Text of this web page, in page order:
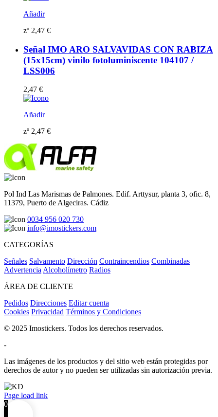
Añadir
zº 2,47 €
Señal IMO ARO SALVAVIDAS CON RABIZA
(15x15cm) vinilo fotoluminiscente 104107 /
LSS006
2,47 €
Añadir
zº 2,47 €
Pol Ind Las Marismas de Palmones. Edif. Arttysur, planta 3, ofic. 8,
11379, Puerto de Algeciras. Cádiz
0034 956 020 730
info@imostickers.com
CATEGORÍAS
Señales Salvamento Dirección Contraincendios Combinadas
Advertencia Alcoholímetro Radios
ÁREA DE CLIENTE
Pedidos Direcciones Editar cuenta
Cookies Privacidad Términos y Condiciones
© 2025 Imostickers. Todos los derechos reservados.
-
Las imágenes de los productos y del sitio web están protegidas por
derechos de autor y no pueden ser utilizadas sin autorización previa.
Facebook
Twitter
Instagram
Pinterest
Page load link
0